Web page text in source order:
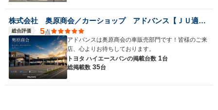
株式会社 奥原商会／カーショップ アドバンス【ＪＵ適正販売店】
総合評価 5点
アドバンスは奥原商会の車販売部門です！皆様のご来
店、心よりお待ちしております。
トヨタ ハイエースバンの掲載台数 1台
総掲載数 35台